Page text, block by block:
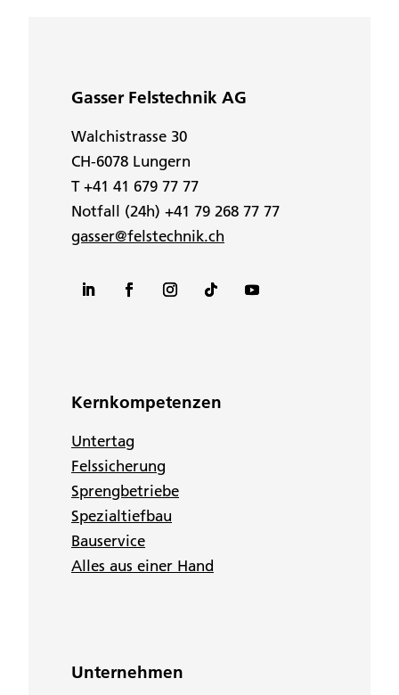
Gasser Felstechnik AG
Walchistrasse 30
CH-6078 Lungern
T +41 41 679 77 77
Notfall (24h) +41 79 268 77 77
gasser@felstechnik.ch
Kernkompetenzen
Untertag
Felssicherung
Sprengbetriebe
Spezialtiefbau
Bauservice
Alles aus einer Hand
Unternehmen